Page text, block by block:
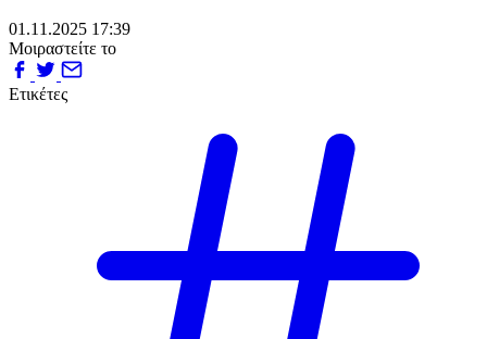
01.11.2025 17:39
Μοιραστείτε το
Ετικέτες